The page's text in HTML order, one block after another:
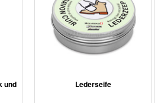
und
Lederseife